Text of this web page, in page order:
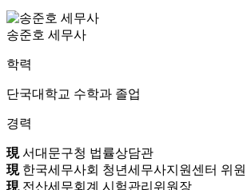
송준호 세무사
학력
단국대학교 수학과 졸업
경력
現서대문구청 법률상담관
現한국세무사회 청년세무사지원센터 위원
現전산세무회계 시험관리위원장